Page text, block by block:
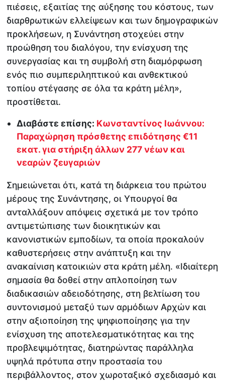
πιέσεις, εξαιτίας της αύξησης του κόστους, των
διαρθρωτικών ελλείψεων και των δημογραφικών
προκλήσεων, η Συνάντηση στοχεύει στην
προώθηση του διαλόγου, την ενίσχυση της
συνεργασίας και τη συμβολή στη διαμόρφωση
ενός πιο συμπεριληπτικού και ανθεκτικού
τοπίου στέγασης σε όλα τα κράτη μέλη»,
προστίθεται.
Διαβάστε επίσης: Κωνσταντίνος Ιωάννου:
Παραχώρηση πρόσθετης επιδότησης €11
εκατ. για στήριξη άλλων 277 νέων και
νεαρών ζευγαριών
Σημειώνεται ότι, κατά τη διάρκεια του πρώτου
μέρους της Συνάντησης, οι Υπουργοί θα
ανταλλάξουν απόψεις σχετικά με τον τρόπο
αντιμετώπισης των διοικητικών και
κανονιστικών εμποδίων, τα οποία προκαλούν
καθυστερήσεις στην ανάπτυξη και την
ανακαίνιση κατοικιών στα κράτη μέλη. «Ιδιαίτερη
σημασία θα δοθεί στην απλοποίηση των
διαδικασιών αδειοδότησης, στη βελτίωση του
συντονισμού μεταξύ των αρμόδιων Αρχών και
στην αξιοποίηση της ψηφιοποίησης για την
ενίσχυση της αποτελεσματικότητας και της
προβλεψιμότητας, διατηρώντας παράλληλα
υψηλά πρότυπα στην προστασία του
περιβάλλοντος, στον χωροταξικό σχεδιασμό και